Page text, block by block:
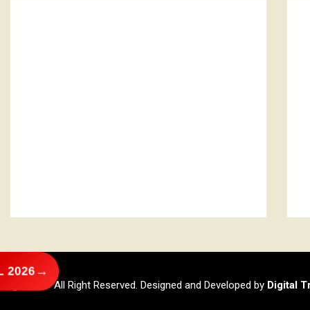
@2026 – All Right Reserved. Designed and Developed by Digital
2026→